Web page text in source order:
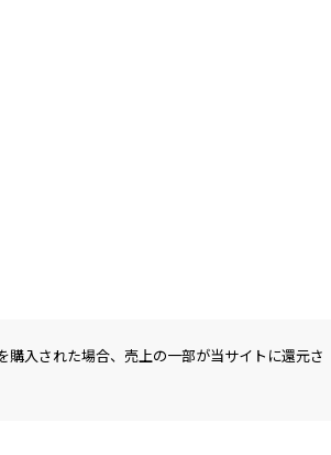
入された場合、売上の一部が当サイトに還元さ